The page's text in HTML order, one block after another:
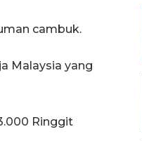
cambuk.
Malaysia yang
Ringgit